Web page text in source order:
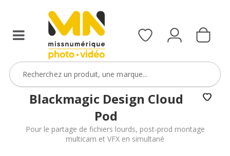
Blackmagic Design Cloud
Pod
Pour le partage de fichiers lourds, post-prod montage
multicam et VFX en simultané